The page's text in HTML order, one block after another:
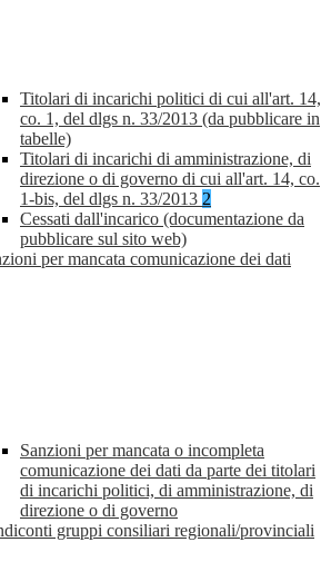
Titolari di incarichi politici di cui all'art. 14,
co. 1, del dlgs n. 33/2013 (da pubblicare in
tabelle)
Titolari di incarichi di amministrazione, di
direzione o di governo di cui all'art. 14, co.
1-bis, del dlgs n. 33/2013 2
Cessati dall'incarico (documentazione da
pubblicare sul sito web)
per mancata comunicazione dei dati
Sanzioni per mancata o incompleta
comunicazione dei dati da parte dei titolari
di incarichi politici, di amministrazione, di
direzione o di governo
gruppi consiliari regionali/provinciali